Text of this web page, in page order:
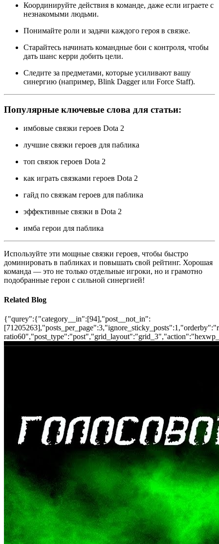
Координируйте действия в команде, даже если играете с
незнакомыми людьми.
Понимайте роли и задачи каждого героя в связке.
Старайтесь начинать командные бои с контроля, чтобы
дать шанс керри добить цели.
Следите за предметами, которые усиливают вашу
синергию (например, Blink Dagger или Force Staff).
Популярные ключевые слова для статьи:
имбовые связки героев Dota 2
лучшие связки героев для паблика
топ связок героев Dota 2
как играть связками героев Dota 2
гайд по связкам героев для паблика
эффективные связки в Dota 2
имба герои для паблика
Используйте эти мощные связки героев, чтобы быстро
доминировать в пабликах и повышать свой рейтинг. Хорошая
команда — это не только отдельные игроки, но и грамотно
подобранные герои с сильной синергией!
Related Blog
{"qurey":{"category__in":[94],"post__not_in":